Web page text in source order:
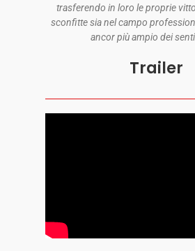
trasferendo in loro le proprie
sconfitte sia nel campo
ancor più ampio dei
Trailer